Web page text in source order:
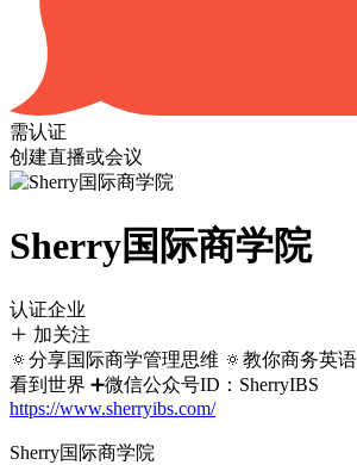
需认证
创建直播或会议
Sherry国际商学院
认证企业
加关注
🔅分享国际商学管理思维 🔅教你商务英
看到世界 ➕微信公众号ID：SherryIBS
https://www.sherryibs.com/
Sherry国际商学院